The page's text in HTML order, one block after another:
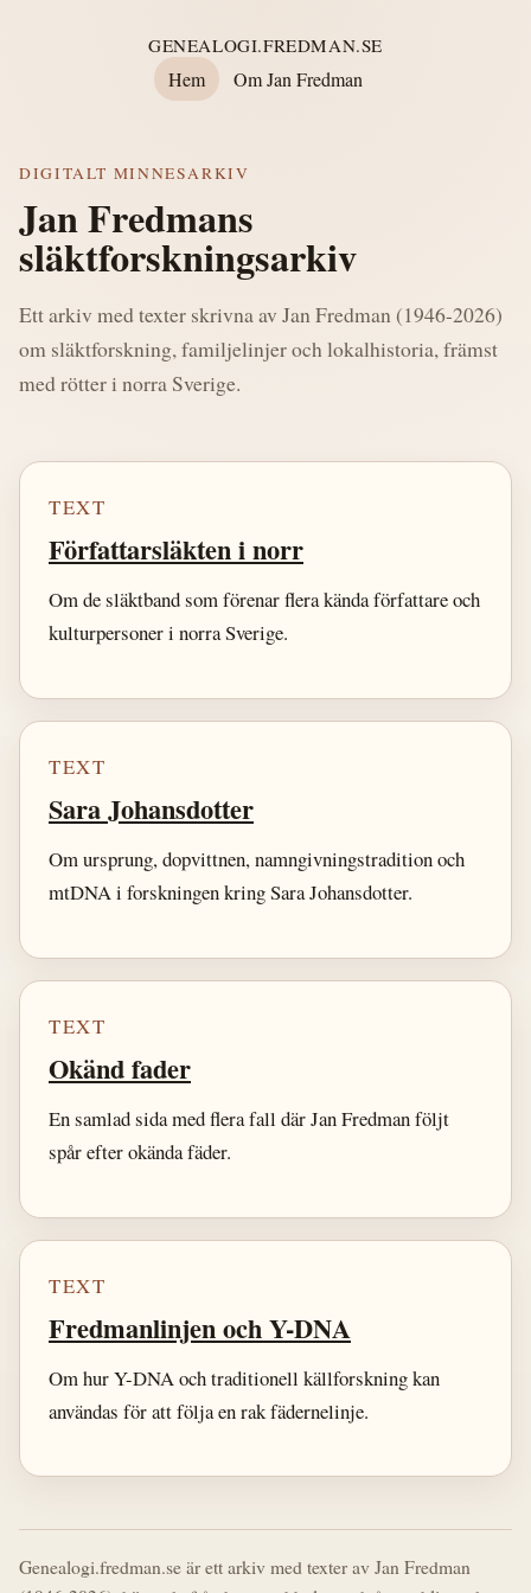
GENEALOGI.FREDMAN.SE
Hem Om Jan Fredman
DIGITALT MINNESARKIV
Jan Fredmans
släktforskningsarkiv
Ett arkiv med texter skrivna av Jan Fredman (1946-2026)
om släktforskning, familjelinjer och lokalhistoria, främst
med rötter i norra Sverige.
TEXT
Författarsläkten i norr
Om de släktband som förenar flera kända författare och
kulturpersoner i norra Sverige.
TEXT
Sara Johansdotter
Om ursprung, dopvittnen, namngivningstradition och
mtDNA i forskningen kring Sara Johansdotter.
TEXT
Okänd fader
En samlad sida med flera fall där Jan Fredman följt
spår efter okända fäder.
TEXT
Fredmanlinjen och Y-DNA
Om hur Y-DNA och traditionell källforskning kan
användas för att följa en rak fädernelinje.
Genealogi.fredman.se är ett arkiv med texter av Jan Fredman